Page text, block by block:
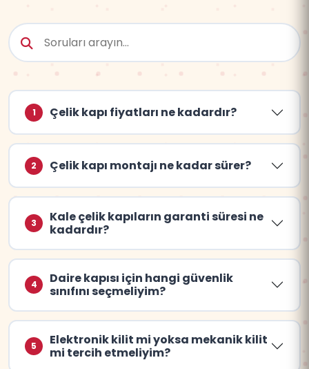
1 Çelik kapı fiyatları ne kadardır?
2 Çelik kapı montajı ne kadar sürer?
3
Kale çelik kapıların garanti süresi ne
kadardır?
4
Daire kapısı için hangi güvenlik
sınıfını seçmeliyim?
5
Elektronik kilit mi yoksa mekanik kilit
mi tercih etmeliyim?